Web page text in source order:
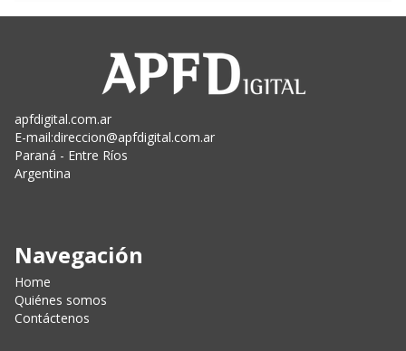
apfdigital.com.ar
E-mail:direccion@apfdigital.com.ar
Paraná - Entre Ríos
Argentina
Navegación
Home
Quiénes somos
Contáctenos